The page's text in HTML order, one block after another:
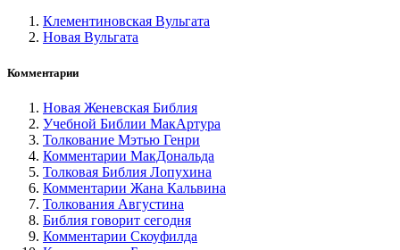
Клементиновская Вульгата
Новая Вульгата
Комментарии
Новая Женевская Библия
Учебной Библии МакАртура
Толкование Мэтью Генри
Комментарии МакДональда
Толковая Библия Лопухина
Комментарии Жана Кальвина
Толкования Августина
Библия говорит сегодня
Комментарии Скоуфилда